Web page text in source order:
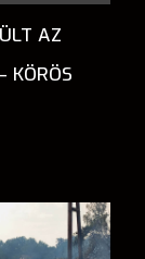
AZ
KÖRÖS